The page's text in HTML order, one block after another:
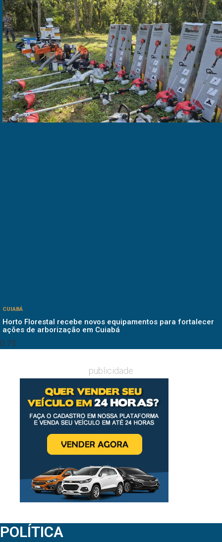
CUIABÁ
Horto Florestal recebe novos equipamentos para fortalecer
ações de arborização em Cuiabá
publicidade
POLÍTICA